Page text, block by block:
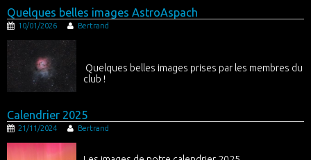
Quelques belles images AstroAspach
10/01/2026 Bertrand
Quelques belles images prises par les membres du
club !
Calendrier 2025
21/11/2024 Bertrand